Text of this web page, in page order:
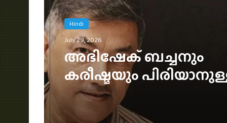
Hindi
July 12, 2026
4000 കോടി ബജറ്റ്,
വിമർശനം, ട്രെയ്‌ലർ
ഞെട്ടിക്കുമോ?;
അപ്‌ഡേറ്റ് പുറത്ത്